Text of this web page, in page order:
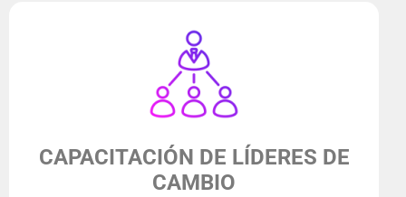
CAPACITACIÓN DE LÍDERES DE
CAMBIO